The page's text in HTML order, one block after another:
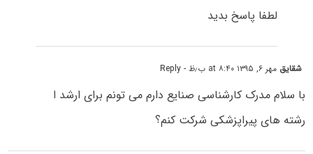
لطفا پاسخ بدید
شقایق مهر ۶, ۱۳۹۵ at ۸:۴۰ ب٫ظ - Reply
با سلام مدرک کارشناسی صنایع دارم می تونم برای ارشد ا
رشته های پیراپزشکی شرکت کنم؟